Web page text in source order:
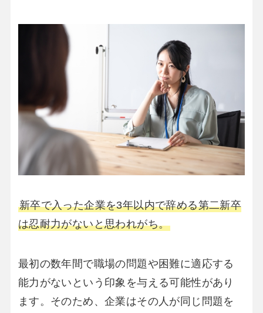
新卒で入った企業を3年以内で辞める第二新卒
は忍耐力がないと思われがち。
最初の数年間で職場の問題や困難に適応する
能力がないという印象を与える可能性があり
ます。そのため、企業はその人が同じ問題を